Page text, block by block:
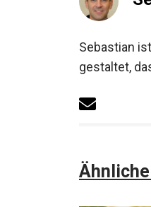
Sebastian
gestaltet,